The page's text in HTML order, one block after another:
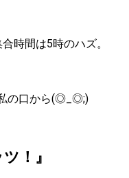
時間は5時のハズ。
の口から(◎_◎;)
！』